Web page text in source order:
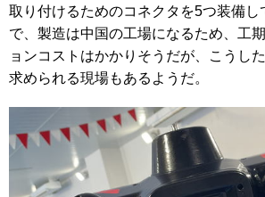
取り付けるためのコネクタを5つ装備し
で、製造は中国の工場になるため、工
ョンコストはかかりそうだが、こうし
求められる現場もあるようだ。